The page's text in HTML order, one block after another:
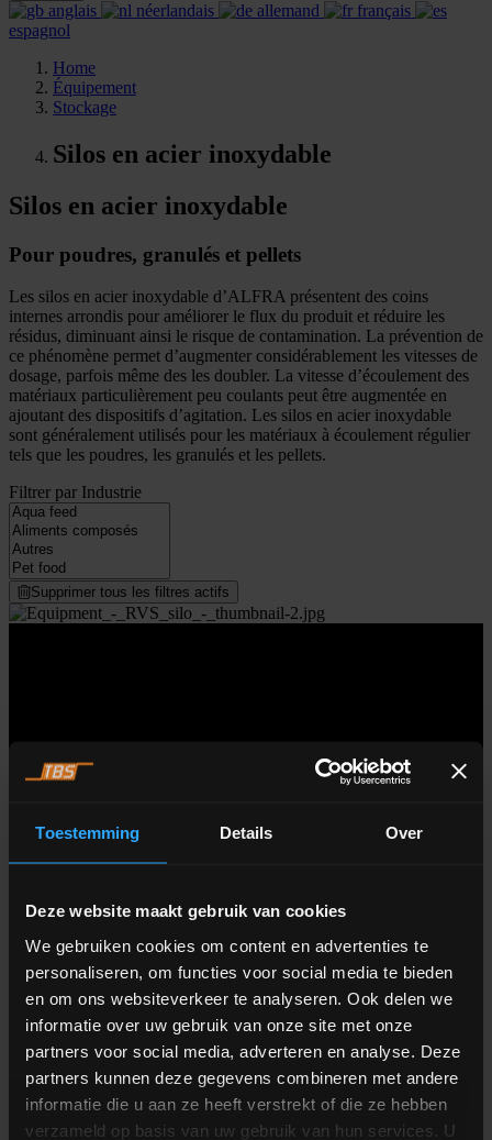
Toestemming Details Over
Deze website maakt gebruik van cookies
We gebruiken cookies om content en advertenties te
personaliseren, om functies voor social media te bieden
en om ons websiteverkeer te analyseren. Ook delen we
informatie over uw gebruik van onze site met onze
partners voor social media, adverteren en analyse. Deze
partners kunnen deze gegevens combineren met andere
informatie die u aan ze heeft verstrekt of die ze hebben
verzameld op basis van uw gebruik van hun services. U
anglais néerlandais allemand
français
espagnol
Home
Équipement
Stockage
Silos en acier inoxydable
Silos en acier inoxydable
Pour poudres, granulés et pellets
Les silos en acier inoxydable d’ALFRA présentent des coins
internes arrondis pour améliorer le flux du produit et réduire les
résidus, diminuant ainsi le risque de contamination. La prévention de
ce phénomène permet d’augmenter considérablement les vitesses de
dosage, parfois même des les doubler. La vitesse d’écoulement des
matériaux particulièrement peu coulants peut être augmentée en
ajoutant des dispositifs d’agitation. Les silos en acier inoxydable
sont généralement utilisés pour les matériaux à écoulement régulier
tels que les poudres, les granulés et les pellets.
Filtrer par Industrie
Supprimer tous les filtres actifs
Loading...
ALFRA Silos en acier inoxydable
Manipulation efficace pour le stockage de matériaux à écoulement
normal.
Voir l’équipements
Vous ne savez pas quel type d’équipement
vous convient le mieux ?